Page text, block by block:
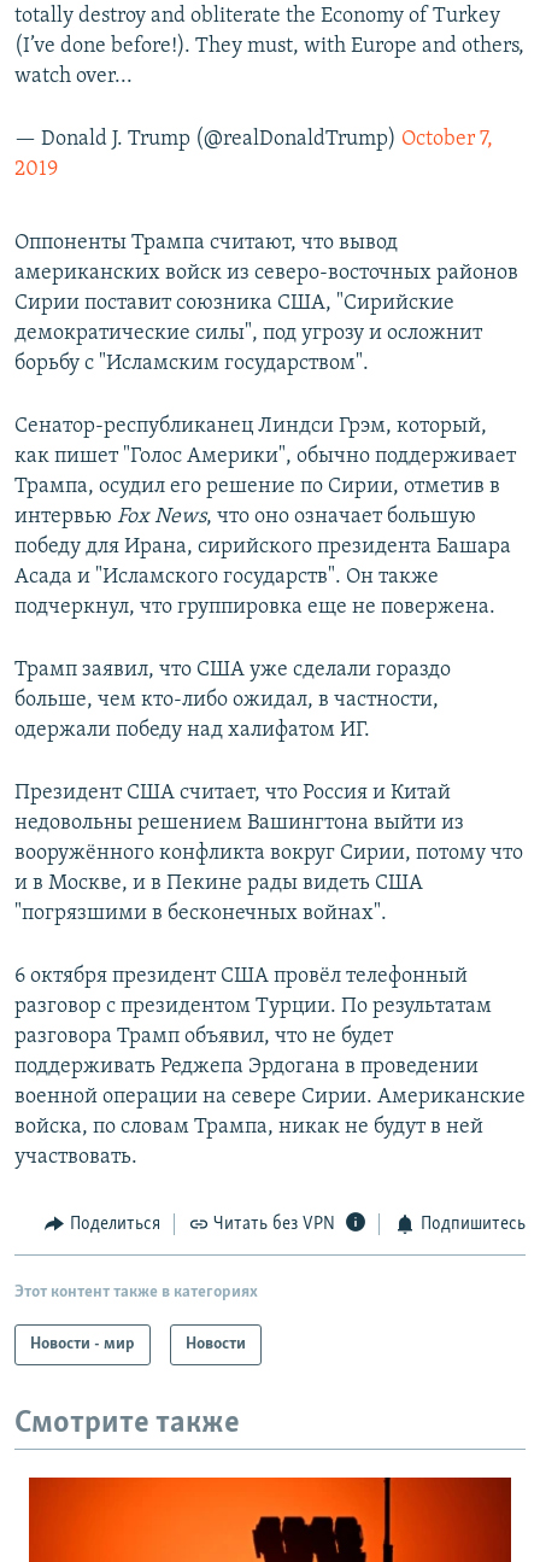
totally destroy and obliterate the Economy of Turkey
(I’ve done before!). They must, with Europe and others,
watch over...
— Donald J. Trump (@realDonaldTrump) October 7,
2019
Оппоненты Трампа считают, что вывод
американских войск из северо-восточных районов
Сирии поставит союзника США, "Сирийские
демократические силы", под угрозу и осложнит
борьбу с "Исламским государством".
Сенатор-республиканец Линдси Грэм, который,
как пишет "Голос Америки", обычно поддерживает
Трампа, осудил его решение по Сирии, отметив в
интервью Fox News, что оно означает большую
победу для Ирана, сирийского президента Башара
Асада и "Исламского государств". Он также
подчеркнул, что группировка еще не повержена.
Трамп заявил, что США уже сделали гораздо
больше, чем кто-либо ожидал, в частности,
одержали победу над халифатом ИГ.
Президент США считает, что Россия и Китай
недовольны решением Вашингтона выйти из
вооружённого конфликта вокруг Сирии, потому что
и в Москве, и в Пекине рады видеть США
"погрязшими в бесконечных войнах".
6 октября президент США провёл телефонный
разговор с президентом Турции. По результатам
разговора Трамп объявил, что не будет
поддерживать Реджепа Эрдогана в проведении
военной операции на севере Сирии. Американские
войска, по словам Трампа, никак не будут в ней
участвовать.
Поделиться Читать без VPN Подпишитесь
Этот контент также в категориях
Новости - мир Новости
Смотрите также